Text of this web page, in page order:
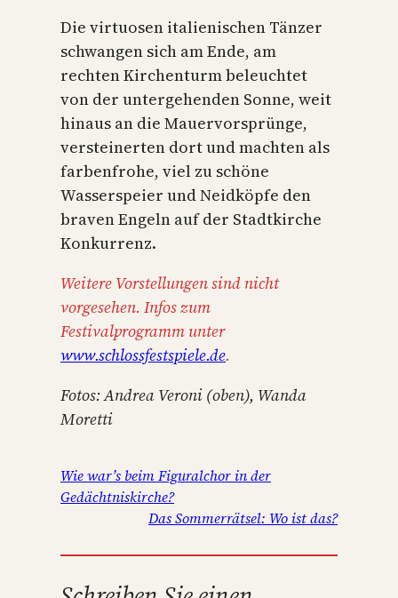
Die virtuosen italienischen Tänzer
schwangen sich am Ende, am
rechten Kirchenturm beleuchtet
von der untergehenden Sonne, weit
hinaus an die Mauervorsprünge,
versteinerten dort und machten als
farbenfrohe, viel zu schöne
Wasserspeier und Neidköpfe den
braven Engeln auf der Stadtkirche
Konkurrenz.
Weitere Vorstellungen sind nicht
vorgesehen. Infos zum
Festivalprogramm unter
www.schlossfestspiele.de.
Fotos: Andrea Veroni (oben), Wanda
Moretti
Wie war’s beim Figuralchor in der
Gedächtniskirche?
Das Sommerrätsel: Wo ist das?